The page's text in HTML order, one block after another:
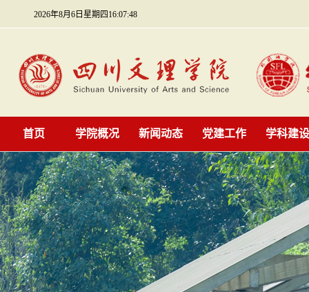
2026年8月6日星期四16:07:49
首页 学院概况 新闻动态 党建工作 学科建设